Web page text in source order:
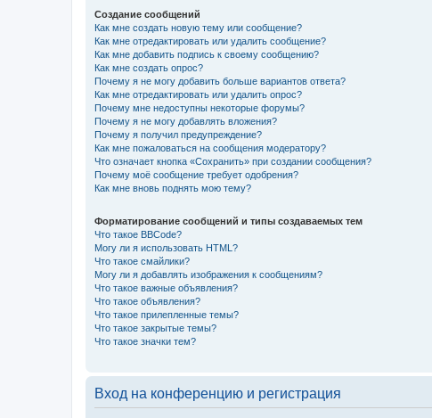
Создание сообщений
Как мне создать новую тему или сообщение?
Как мне отредактировать или удалить сообщение?
Как мне добавить подпись к своему сообщению?
Как мне создать опрос?
Почему я не могу добавить больше вариантов ответа?
Как мне отредактировать или удалить опрос?
Почему мне недоступны некоторые форумы?
Почему я не могу добавлять вложения?
Почему я получил предупреждение?
Как мне пожаловаться на сообщения модератору?
Что означает кнопка «Сохранить» при создании сообщения?
Почему моё сообщение требует одобрения?
Как мне вновь поднять мою тему?
Форматирование сообщений и типы создаваемых тем
Что такое BBCode?
Могу ли я использовать HTML?
Что такое смайлики?
Могу ли я добавлять изображения к сообщениям?
Что такое важные объявления?
Что такое объявления?
Что такое прилепленные темы?
Что такое закрытые темы?
Что такое значки тем?
Вход на конференцию и регистрация